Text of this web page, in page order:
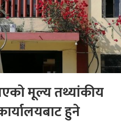
मूल्य तथ्यांकीय
हुने